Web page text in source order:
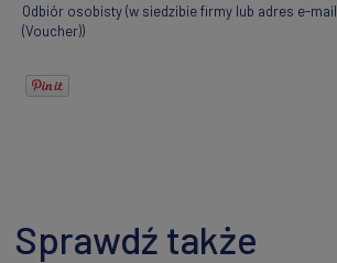
Odbiór osobisty(w siedzibie firmy lub adres e-mail
(Voucher))
Sprawdź także